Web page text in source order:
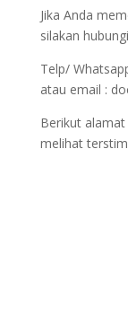
Jika Anda
silakan
Telp/
atau email :
Berikut
melihat